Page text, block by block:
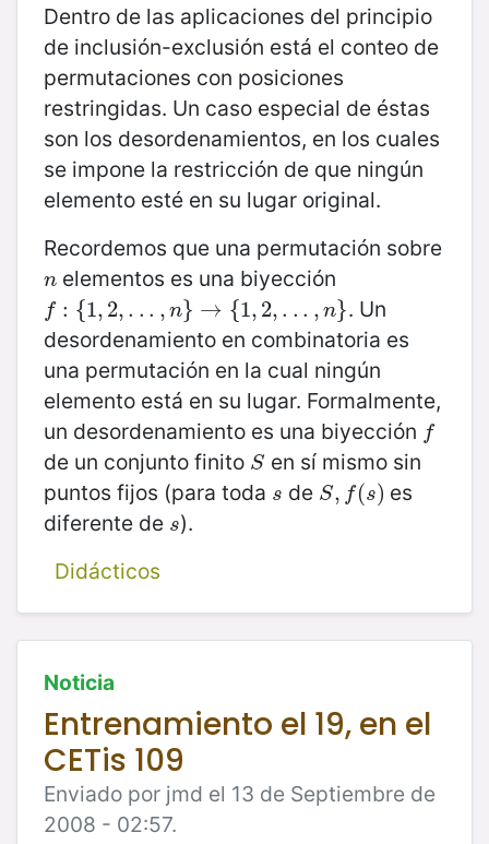
Dentro de las aplicaciones del principio
de inclusión-exclusión está el conteo de
permutaciones con posiciones
restringidas. Un caso especial de éstas
son los desordenamientos, en los cuales
se impone la restricción de que ningún
elemento esté en su lugar original.
Recordemos que una permutación sobre
n
n elementos es una biyección
f : {1, 2, . . . , n} → {1, 2, . . . , n}
f: {1 ,2,. .,n} → {1,2 ...,n}
. Un
desordenamiento en combinatoria es
una permutación en la cual ningún
elemento está en su lugar. Formalmente,
un desordenamiento es una biyección f
f
de un conjunto finito S
S en sí mismo sin
puntos fijos (para toda s
s de S, f(s)
S,f (s)
es
diferente de s
s).
Didácticos
Noticia
Entrenamiento el 19, en el
CETis 109
Enviado por jmd el 13 de Septiembre de
2008 - 02:57.